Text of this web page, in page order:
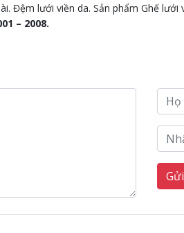
Đệm lưới viền da. Sản phẩm Ghế
– 2008.